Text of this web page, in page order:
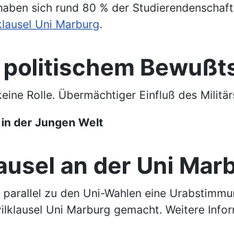
sich rund 80 % der
Uni Marburg.
politischem
Rolle. Übermächtiger Einfluß des
der Jungen Welt
an der Uni
zu den Uni-Wahlen eine
Uni Marburg gemacht. Weitere